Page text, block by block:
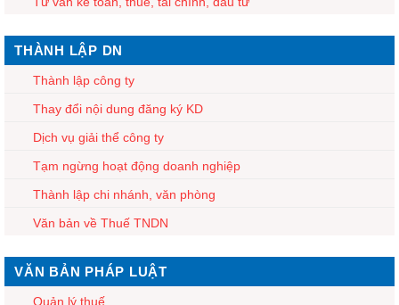
THÀNH LẬP DN
Thành lập công ty
Thay đổi nội dung đăng ký KD
Dịch vụ giải thể công ty
Tạm ngừng hoạt động doanh nghiệp
Thành lập chi nhánh, văn phòng
Văn bản về Thuế TNDN
VĂN BẢN PHÁP LUẬT
Quản lý thuế